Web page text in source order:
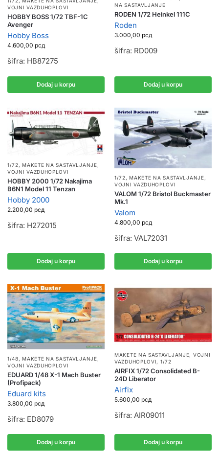
VOJNI VAZDUHOPLOVI
HOBBY BOSS 1/72 TBF-1C
Avenger
Hobby Boss
4.600,00 рсд
šifra: HB87275
Dodaj u korpu
NA SASTAVLJANJE
RODEN 1/72 Heinkel 111C
Roden
3.000,00 рсд
šifra: RD009
Dodaj u korpu
1/72,MAKETE NA SASTAVLJANJE,
VOJNI VAZDUHOPLOVI
HOBBY 2000 1/72 Nakajima
B6N1 Model 11 Tenzan
Hobby 2000
2.200,00 рсд
šifra: H272015
Dodaj u korpu
1/72,MAKETE NA SASTAVLJANJE,
VOJNI VAZDUHOPLOVI
VALOM 1/72 Bristol Buckmaster
Mk.1
Valom
4.800,00 рсд
šifra: VAL72031
Dodaj u korpu
1/48,MAKETE NA SASTAVLJANJE,
VOJNI VAZDUHOPLOVI
EDUARD 1/48 X-1 Mach Buster
(Profipack)
Eduard kits
3.800,00 рсд
šifra: ED8079
Dodaj u korpu
MAKETE NA SASTAVLJANJE, VOJNI
VAZDUHOPLOVI, 1/72
AIRFIX 1/72 Consolidated B-
24D Liberator
Airfix
5.600,00 рсд
šifra: AIR09011
Dodaj u korpu